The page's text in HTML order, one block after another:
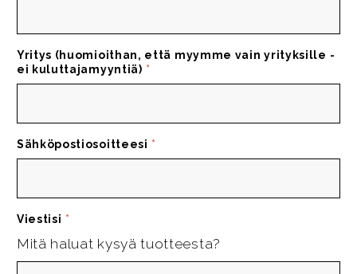
Yritys (huomioithan, että myymme vain yrityksille -
ei kuluttajamyyntiä) *
Sähköpostiosoitteesi *
Viestisi *
Mitä haluat kysyä tuotteesta?